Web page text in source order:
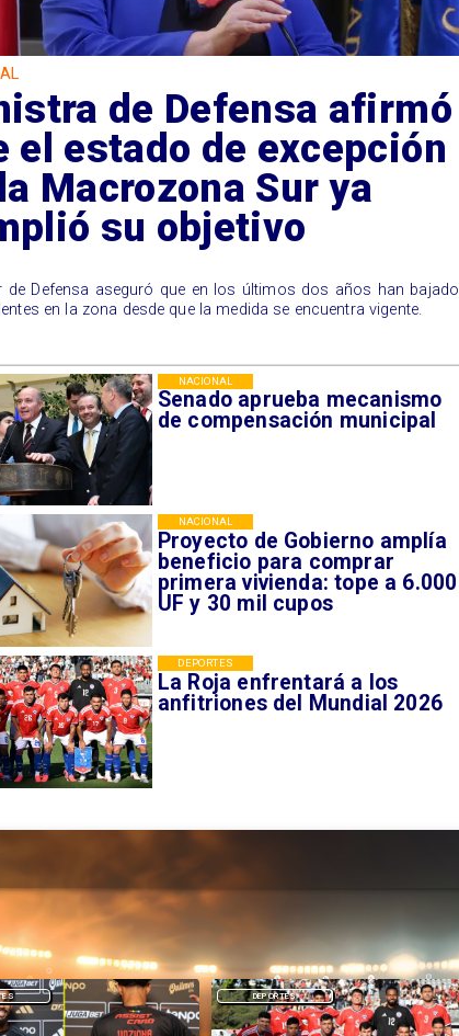
Senado aprueba mecanismo
de compensación municipal
NACIONAL
Proyecto de Gobierno amplía
beneficio para comprar
primera vivienda: tope a 6.000
UF y 30 mil cupos
NACIONAL
La Roja enfrentará a los
anfitriones del Mundial 2026
DEPORTES
de Defensa afirmó
el estado de excepción
Macrozona Sur ya
su objetivo
de Defensa aseguró que en los últimos dos años han bajado
en la zona desde que la medida se encuentra vigente.
DEPORTES